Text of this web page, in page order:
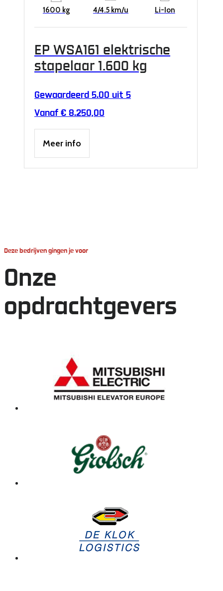
1600 kg 4/4.5 km/u Li-Ion
EP WSA161 elektrische
stapelaar 1.600 kg
Gewaardeerd 5.00 uit 5
Vanaf € 8.250,00
Dit
product
heeft
kan
gekozen
op
Meer info
Deze bedrijven gingen je voor
Onze
opdrachtgevers